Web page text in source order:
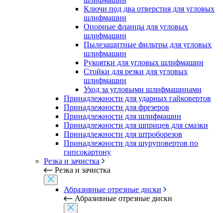
Ключи под два отверстия для угловых
шлифмашин
Опорные фланцы для угловых
шлифмашин
Пылезащитные фильтры для угловых
шлифмашин
Рукоятки для угловых шлифмашин
Стойки для резки для угловых
шлифмашин
Уход за угловыми шлифмашинами
Принадлежности для ударных гайковертов
Принадлежности для фрезеров
Принадлежности для шлифмашин
Принадлежности для шприцев для смазки
Принадлежности для штроборезов
Принадлежности для шуруповертов по
гипсокартону
Резка и зачистка
Резка и зачистка
Абразивные отрезные диски
Абразивные отрезные диски